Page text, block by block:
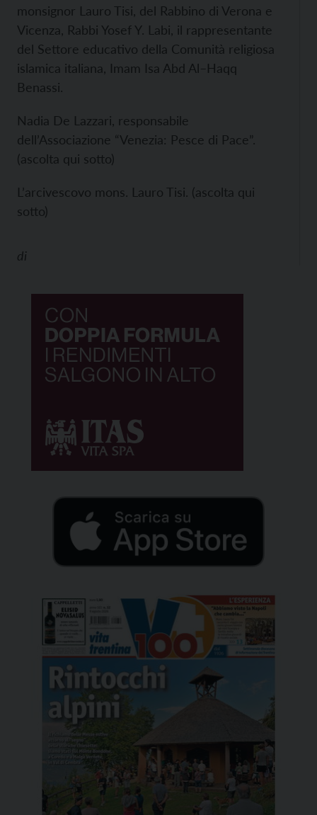
monsignor Lauro Tisi, del Rabbino di Verona e
Vicenza, Rabbi Yosef Y. Labi, il rappresentante
del Settore educativo della Comunità religiosa
islamica italiana, Imam Isa Abd Al–Haqq
Benassi.
Nadia De Lazzari, responsabile
dell’Associazione “Venezia: Pesce di Pace”.
(ascolta qui sotto)
L’arcivescovo mons. Lauro Tisi. (ascolta qui
sotto)
di